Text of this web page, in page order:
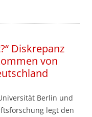
Diskrepanz
von
Berlin und
legt den